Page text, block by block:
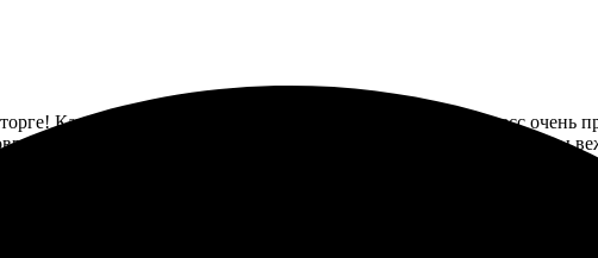
Качество на высоте, цвета яркие и насыщенные. Процесс очень
Упаковка надежная. Сервис работает быстро, менеджеры